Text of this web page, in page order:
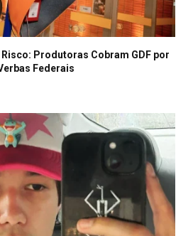
Produtoras Cobram GDF por
Federais